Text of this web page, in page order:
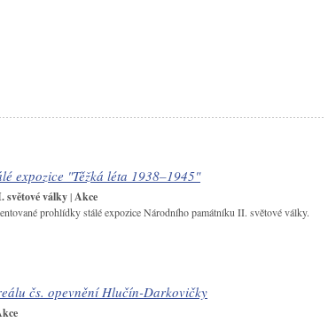
expozice "Těžká léta 1938–1945"
války|Akce
prohlídky stálé expozice Národního památníku II. světové války.
čs. opevnění Hlučín-Darkovičky